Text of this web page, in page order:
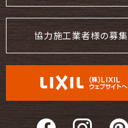
協力施工業者様の募集